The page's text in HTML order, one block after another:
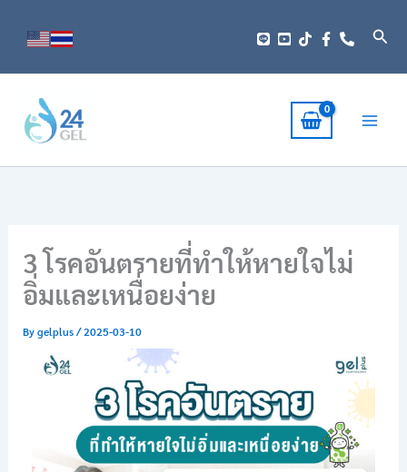
3 โรคอันตรายที่ทำให้หายใจไม่
อิ่มและเหนื่อยง่าย
Bygelplus/2025-03-10